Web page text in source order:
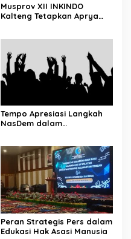
Musprov XII INKINDO
Kalteng Tetapkan Aprya
Tempo Apresiasi Langkah
NasDem dalam
Peran Strategis Pers dalam
Edukasi Hak Asasi Manusia